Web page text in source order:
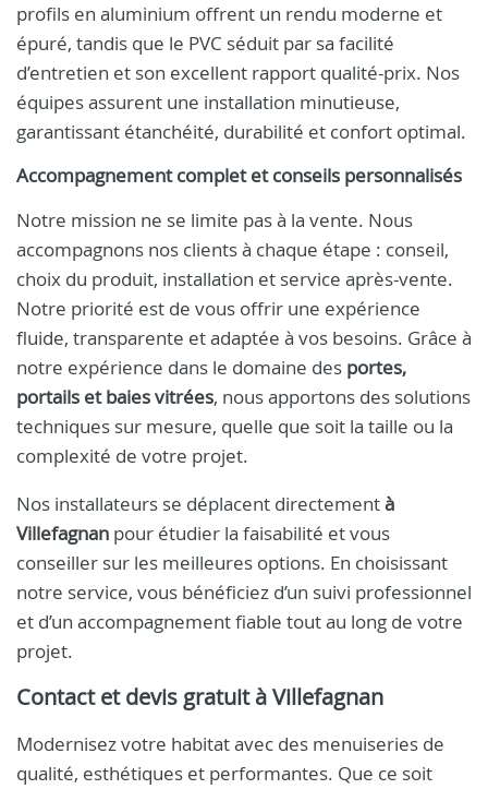
profils en aluminium offrent un rendu moderne et
épuré, tandis que le PVC séduit par sa facilité
d’entretien et son excellent rapport qualité-prix. Nos
équipes assurent une installation minutieuse,
garantissant étanchéité, durabilité et confort optimal.
Accompagnement complet et conseils personnalisés
Notre mission ne se limite pas à la vente. Nous
accompagnons nos clients à chaque étape : conseil,
choix du produit, installation et service après-vente.
Notre priorité est de vous offrir une expérience
fluide, transparente et adaptée à vos besoins. Grâce à
notre expérience dans le domaine des portes,
portails et baies vitrées, nous apportons des solutions
techniques sur mesure, quelle que soit la taille ou la
complexité de votre projet.
Nos installateurs se déplacent directementà
Villefagnan pour étudier la faisabilité et vous
conseiller sur les meilleures options. En choisissant
notre service, vous bénéficiez d’un suivi professionnel
et d’un accompagnement fiable tout au long de votre
projet.
Contact et devis gratuit à Villefagnan
Modernisez votre habitat avec des menuiseries de
qualité, esthétiques et performantes. Que ce soit